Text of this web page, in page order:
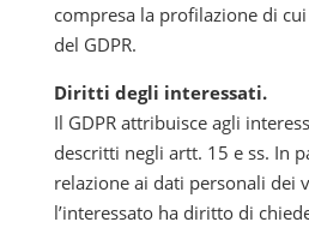
compresa la profilazione di
del GDPR.
Diritti degli interessati.
Il GDPR attribuisce agli
descritti negli artt. 15 e ss. In
relazione ai dati personali dei
l’interessato ha diritto di